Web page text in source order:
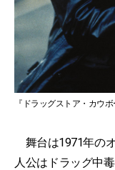
『ドラッグストア・カウ
舞台は1971年の
人公はドラッグ中